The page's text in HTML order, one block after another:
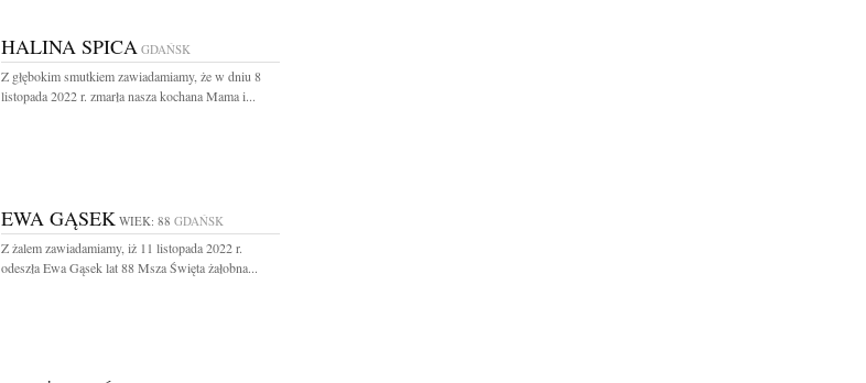
HALINA SPICA GDAŃSK
Z głębokim smutkiem zawiadamiamy, że w dniu 8
listopada 2022 r. zmarła nasza kochana Mama i...
EWA GĄSEK WIEK: 88 GDAŃSK
Z żalem zawiadamiamy, iż 11 listopada 2022 r.
odeszła Ewa Gąsek lat 88 Msza Święta żałobna...